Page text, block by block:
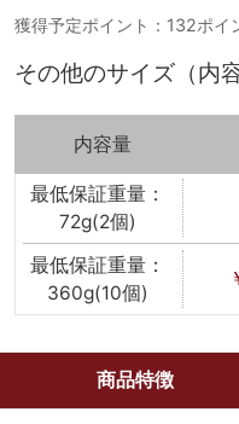
獲得予定ポイント：132ポイ
その他のサイズ（内
内容量
最低保証重量：
72g(2個)
最低保証重量：
360g(10個)
商品特徴